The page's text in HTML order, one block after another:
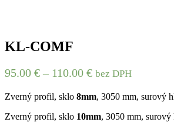
KL-COMF
95.00 € – 110.00 € bez DPH
Zverný profil, sklo 8mm, 3050 mm, surový
Zverný profil, sklo 10mm, 3050 mm,